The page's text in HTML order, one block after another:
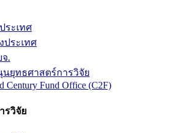
ระเทศ
ประเทศ
.
ยุทธศาสตร์การวิจัย
Century Fund Office (C2F)
รวิจัย